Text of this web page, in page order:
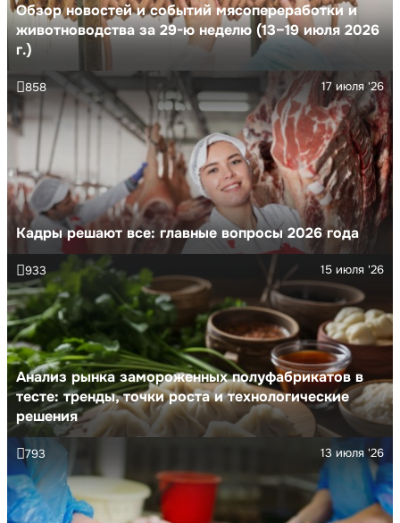
Обзор новостей и событий мясопереработки и
животноводства за 29-ю неделю (13–19 июля 2026
г.)
Кадры решают все: главные вопросы 2026 года
17 июля '26
858
Анализ рынка замороженных полуфабрикатов в
тесте: тренды, точки роста и технологические
решения
15 июля '26
933
13 июля '26
793